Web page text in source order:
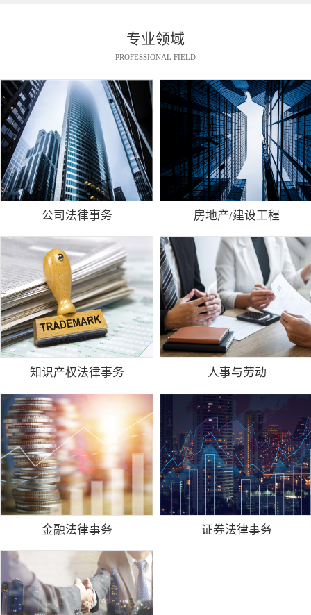
专业领域
PROFESSIONAL FIELD
公司法律事务 房地产/建设工程
知识产权法律事务 人事与劳动
金融法律事务 证券法律事务